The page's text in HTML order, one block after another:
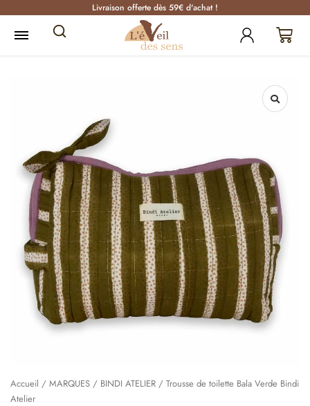
Livraison offerte dès 59€ d'achat !
Accueil / MARQUES / BINDI ATELIER / Trousse de toilette Bala Verde Bindi
Atelier